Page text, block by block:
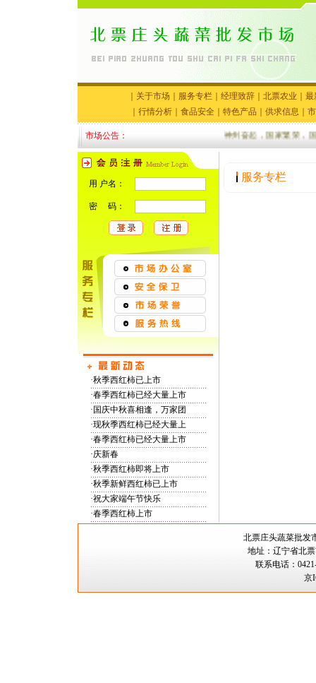
关于市场 服务专栏 经理致辞 北票农业
最
行情分析 食品安全 特色产品 供求信息
市场公告： 神州奋起，国家繁荣，国
用 户名：
密 码：
·秋季西红柿已上市
·春季西红柿已经大量上市
· 国庆中秋喜相逢，万家团
·现秋季西红柿已经大量上
·春季西红柿已经大量上市
·庆新春
·秋季西红柿即将上市
·秋季新鲜西红柿已上市
·祝大家端午节快乐
·春季西红柿上市
服务专栏
北票庄头蔬菜批
地址：辽宁省北
联系电话：
京